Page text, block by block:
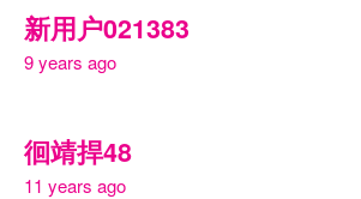
新用户021383
9 years ago
徊靖捍48
11 years ago